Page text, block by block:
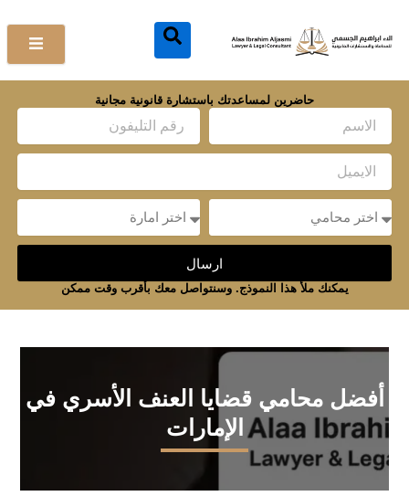
إلى
المحتوى
حاضرين لمساعدتك باستشارة قانونية مجانية
Name
Email
Message
Message
ارسال
يمكنك ملأ هذا النموذج. وسنتواصل معك بأقرب وقت ممكن
أفضل محامي قضايا العنف الأسري في
الإمارات